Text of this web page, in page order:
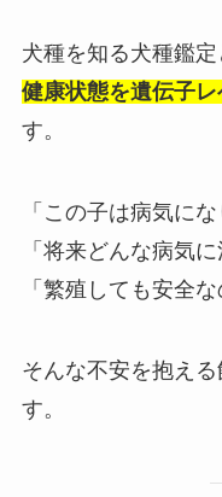
犬種を知る犬種鑑定
健康状態を遺伝子
す。
「この子は病気に
「将来どんな病気
「繁殖しても安全な
そんな不安を抱え
す。